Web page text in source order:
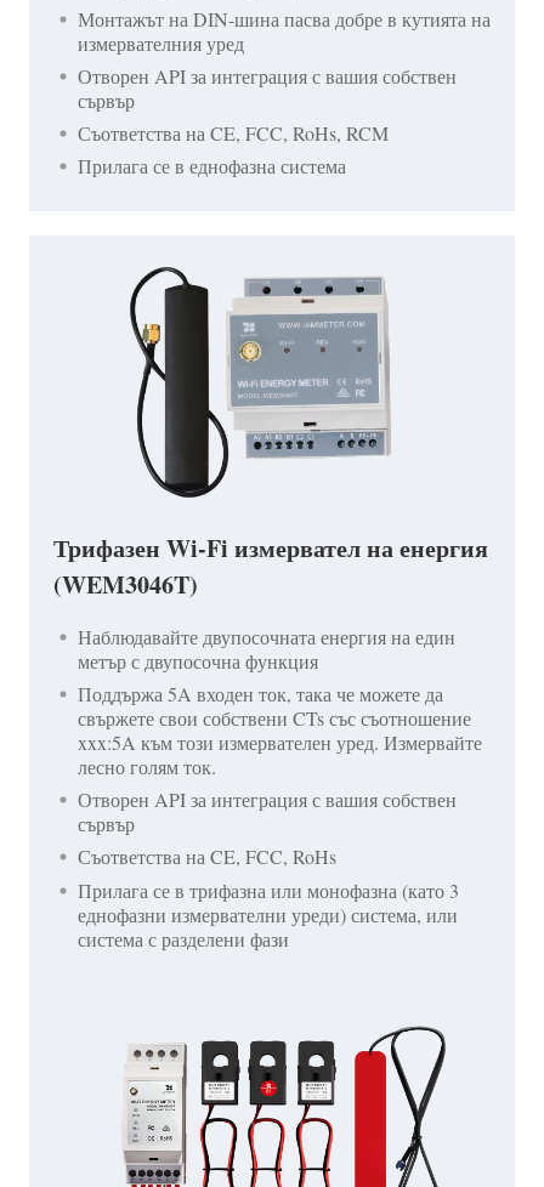
Монтажът на DIN-шина пасва добре в кутията на
измервателния уред
Отворен API за интеграция с вашия собствен
сървър
Съответства на CE, FCC, RoHs, RCM
Прилага се в еднофазна система
Трифазен Wi-Fi измервател на енергия
(WEM3046T)
Наблюдавайте двупосочната енергия на един
метър с двупосочна функция
Поддържа 5A входен ток, така че можете да
свържете свои собствени CTs със съотношение
xxx:5A към този измервателен уред. Измервайте
лесно голям ток.
Отворен API за интеграция с вашия собствен
сървър
Съответства на CE, FCC, RoHs
Прилага се в трифазна или монофазна (като 3
еднофазни измервателни уреди) система, или
система с разделени фази